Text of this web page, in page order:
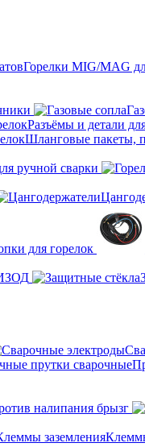
Горелки MIG/MAG
Разъёмы и детали
Шланговые пакеты,
ручной сварки
для горелок
налипания брызг